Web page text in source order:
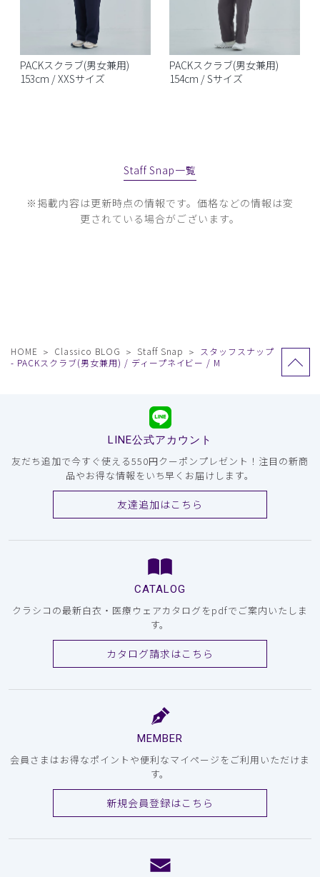
PACKスクラブ(男女兼用)
153cm / XXSサイズ
PACKスクラブ(男女兼用)
154cm / Sサイズ
Staff Snap一覧
※掲載内容は更新時点の情報です。価格などの情報は変
更されている場合がございます。
HOME Classico BLOG Staff Snap
スタッフスナップ
- PACKスクラブ(男女兼用) / ディープネイビー / M
LINE公式アカウント
友だち追加で今すぐ使える550円クーポンプレゼント！注目の新商
品やお得な情報をいち早くお届けします。
友達追加はこちら
CATALOG
クラシコの最新白衣・医療ウェアカタログをpdfでご案内いたしま
す。
カタログ請求はこちら
MEMBER
会員さまはお得なポイントや便利なマイページをご利用いただけま
す。
新規会員登録はこちら